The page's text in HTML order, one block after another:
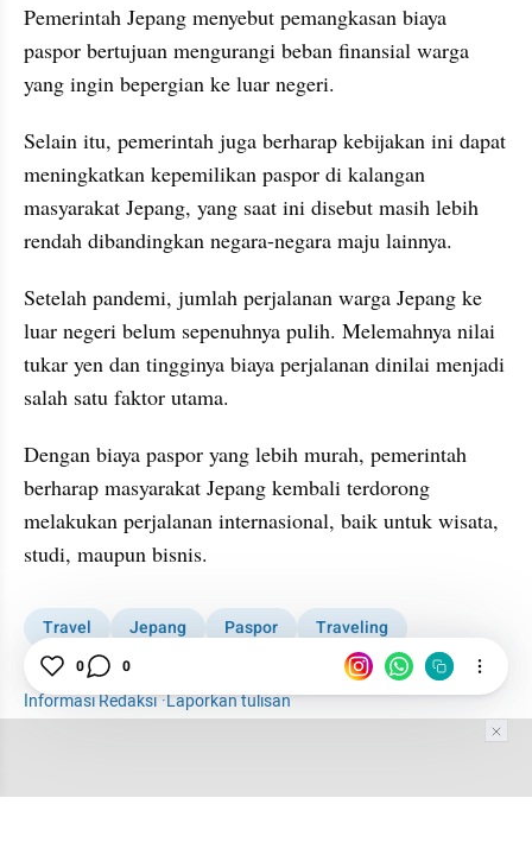
Pemerintah Jepang menyebut pemangkasan biaya
paspor bertujuan mengurangi beban finansial warga
yang ingin bepergian ke luar negeri.
Selain itu, pemerintah juga berharap kebijakan ini dapat
meningkatkan kepemilikan paspor di kalangan
masyarakat Jepang, yang saat ini disebut masih lebih
rendah dibandingkan negara-negara maju lainnya.
Setelah pandemi, jumlah perjalanan warga Jepang ke
luar negeri belum sepenuhnya pulih. Melemahnya nilai
tukar yen dan tingginya biaya perjalanan dinilai menjadi
salah satu faktor utama.
Dengan biaya paspor yang lebih murah, pemerintah
berharap masyarakat Jepang kembali terdorong
melakukan perjalanan internasional, baik untuk wisata,
studi, maupun bisnis.
Travel Jepang Paspor
Traveling
Serba-serbi Travel
Biaya
Informasi Redaksi·Laporkan tulisan
0 0